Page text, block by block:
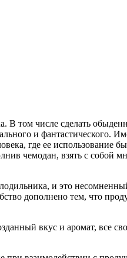
В том числе сделать
и фантастического.
где ее использование
чемодан, взять с собой
и это
дополнено тем, что
вкус и аромат, все